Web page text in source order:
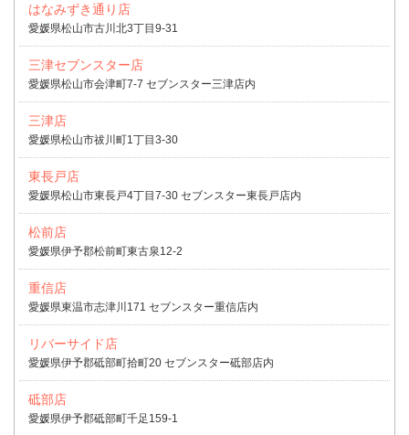
はなみずき通り店
愛媛県松山市古川北3丁目9-31
三津セブンスター店
愛媛県松山市会津町7-7 セブンスター三津店内
三津店
愛媛県松山市祓川町1丁目3-30
東長戸店
愛媛県松山市東長戸4丁目7-30 セブンスター東長戸店内
松前店
愛媛県伊予郡松前町東古泉12-2
重信店
愛媛県東温市志津川171 セブンスター重信店内
リバーサイド店
愛媛県伊予郡砥部町拾町20 セブンスター砥部店内
砥部店
愛媛県伊予郡砥部町千足159-1